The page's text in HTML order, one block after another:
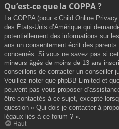
Qu’est-ce que la COPPA ?
La COPPA (pour « Child Online
des États-Unis d’Amérique qui
potentiellement des informations sur
ans un consentement écrit des
concernés. Si vous ne savez pas si
mineurs âgés de moins de 13 ans
conseillons de contacter un conseiller
Veuillez noter que phpBB Limited et
peuvent pas vous proposer
être contactés à ce sujet, excepté
question « Qui dois-je contacter à
légaux liés à ce forum ? ».
Haut